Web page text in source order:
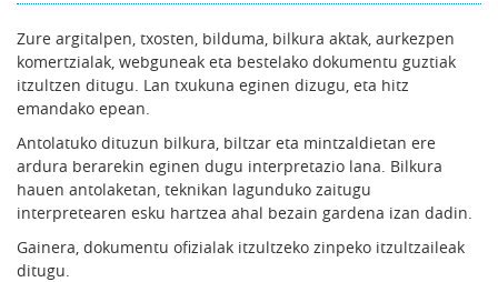
Zure argitalpen, txosten, bilduma, bilkura aktak, aurkezpen
komertzialak, webguneak eta bestelako dokumentu guztiak
itzultzen ditugu. Lan txukuna eginen dizugu, eta hitz
emandako epean.
Antolatuko dituzun bilkura, biltzar eta mintzaldietan ere
ardura berarekin eginen dugu interpretazio lana. Bilkura
hauen antolaketan, teknikan lagunduko zaitugu
interpretearen esku hartzea ahal bezain gardena izan dadin.
Gainera, dokumentu ofizialak itzultzeko zinpeko itzultzaileak
ditugu.